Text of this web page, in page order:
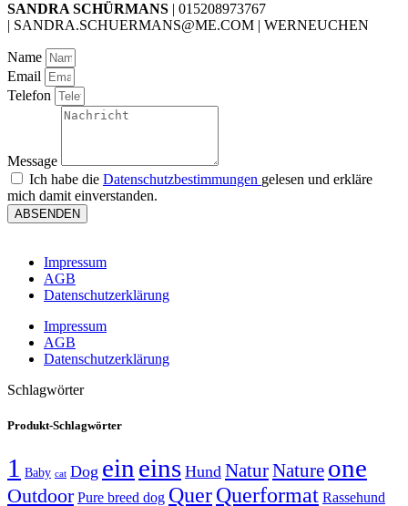
SANDRA SCHÜRMANS | 015208973767
| SANDRA.SCHUERMANS@ME.COM | WERNEUCHEN
Name
Email
Telefon
Message
Ich habe die Datenschutzbestimmungen gelesen und erkläre
mich damit einverstanden.
ABSENDEN
Impressum
AGB
Datenschutzerklärung
Impressum
AGB
Datenschutzerklärung
Schlagwörter
Produkt-Schlagwörter
1 Baby cat Dog eineins Hund NaturNature one
Outdoor Pure breed dog QuerQuerformat Rassehund